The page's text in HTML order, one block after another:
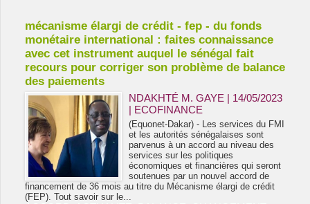
mécanisme élargi de crédit - fep - du fonds
monétaire international : faites connaissance
avec cet instrument auquel le sénégal fait
recours pour corriger son problème de balance
des paiements
NDAKHTÉ M. GAYE | 14/05/2023
| ECOFINANCE
(Equonet-Dakar) - Les services du FMI
et les autorités sénégalaises sont
parvenus à un accord au niveau des
services sur les politiques
économiques et financières qui seront
soutenues par un nouvel accord de
financement de 36 mois au titre du Mécanisme élargi de crédit
(FEP). Tout savoir sur le...